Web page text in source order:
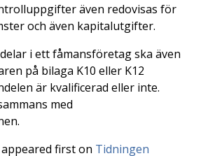
även redovisas för
och även kapitalutgifter.
i ett fåmansföretag ska även
på bilaga K10 eller K12
är kvalificerad eller inte.
med
appeared first on Tidningen